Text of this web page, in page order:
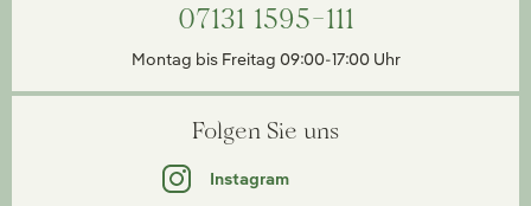
07131 1595-111
Montag bis Freitag 09:00-17:00 Uhr
Folgen Sie uns
Instagram